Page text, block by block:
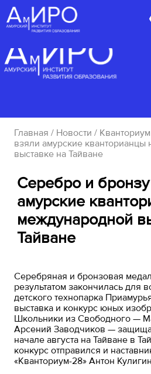
Главная / Новости / Кванториум
взяли амурские
выставке на Тайване
Серебро и
амурские
международной
Тайване
Серебряная и бронзовая
результатом закончилась для
детского технопарка
выставка и конкурс юных
Школьники из Свободного —
Арсений Заводчиков —
начале августа на Тайване в
конкурс отправился и
«Кванториум-28» Антон